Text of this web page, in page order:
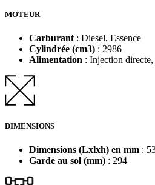
MOTEUR
Carburant : Diesel, Essence
Cylindrée (cm3) : 2986
Alimentation : Injection
DIMENSIONS
Dimensions (Lxlxh) en mm :
Garde au sol (mm) : 294